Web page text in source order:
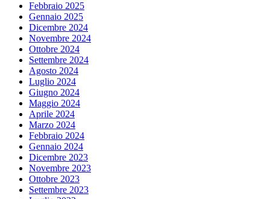
Febbraio 2025
Gennaio 2025
Dicembre 2024
Novembre 2024
Ottobre 2024
Settembre 2024
Agosto 2024
Luglio 2024
Giugno 2024
Maggio 2024
Aprile 2024
Marzo 2024
Febbraio 2024
Gennaio 2024
Dicembre 2023
Novembre 2023
Ottobre 2023
Settembre 2023